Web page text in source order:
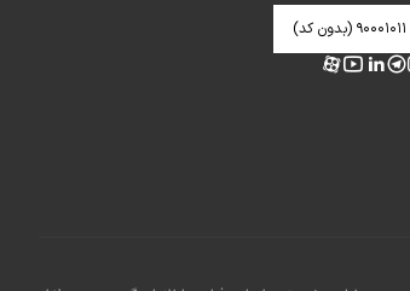
۹۰۰۰۱۰۱۱ (بدون کد)